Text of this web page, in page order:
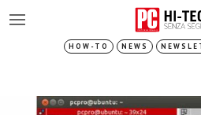
HOW-TO NEWS